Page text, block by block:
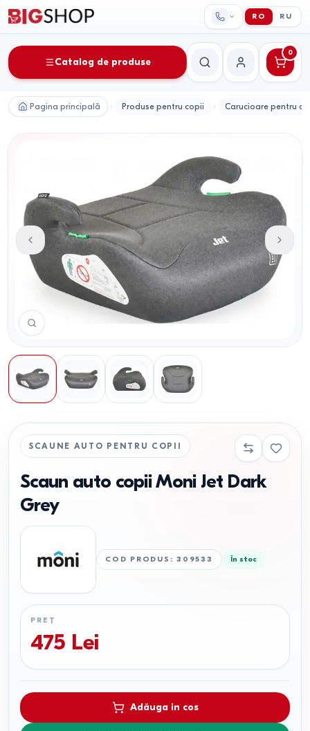
RO RU
Catalog de produse
CăutareContul meu
0
Pagina principală Produse pentru copii Carucioare pentru
SCAUNE AUTO PENTRU COPII
Scaun auto copii Moni Jet Dark
Grey
COD PRODUS :309533 În stoc
PREȚ
475 Lei
Adăuga in cos